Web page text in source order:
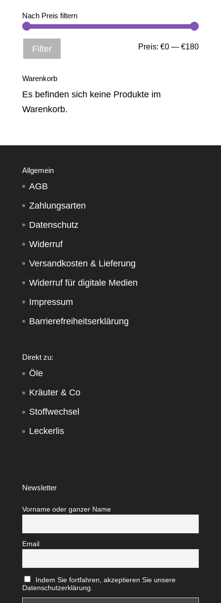
Nach Preis filtern
Min.
Max.
Filter Preis:€0 —€180
Warenkorb
Es befinden sich keine Produkte im
Warenkorb.
Allgemein
AGB
Zahlungsarten
Datenschutz
Widerruf
Versandkosten & Lieferung
Widerruf für digitale Medien
Impressum
Barrierefreiheitserklärung
Direkt zu:
Öle
Kräuter & Co
Stoffwechsel
Leckerlis
Newsletter
Vorname oder ganzer Name
Email
Indem Sie fortfahren, akzeptieren Sie unsere
Datenschutzerklärung.